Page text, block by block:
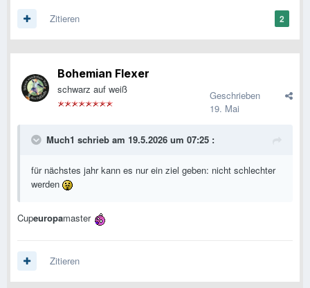
2
Zitieren
Bohemian Flexer
schwarz auf weiß
Geschrieben
19. Mai
Much1 schrieb am 19.5.2026 um 07:25 :
für nächstes jahr kann es nur ein ziel geben: nicht schlechter
werden
Cupeuropamaster
Zitieren